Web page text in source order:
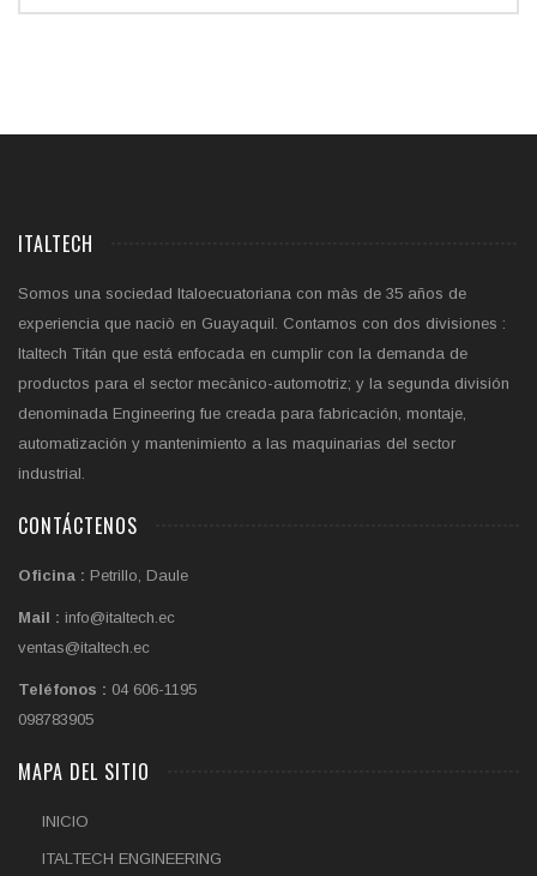
ITALTECH
Somos una sociedad Italoecuatoriana con màs de 35 años de
experiencia que naciò en Guayaquil. Contamos con dos divisiones :
Italtech Titán que está enfocada en cumplir con la demanda de
productos para el sector mecànico-automotriz; y la segunda división
denominada Engineering fue creada para fabricación, montaje,
automatización y mantenimiento a las maquinarias del sector
industrial.
CONTÁCTENOS
Oficina : Petrillo, Daule
Mail : info@italtech.ec
ventas@italtech.ec
Teléfonos : 04 606-1195
098783905
MAPA DEL SITIO
INICIO
ITALTECH ENGINEERING